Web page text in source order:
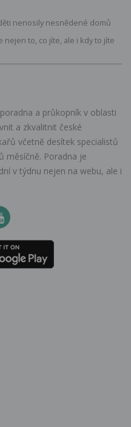
nenosily nesnědené domů
nejen to, co jíte, ale i kdy to jíte
a průkopník v oblasti
a zkvalitnit české
včetně desítek specialistů
měsíčně. Poradna je
v týdnu nejen na webu, ale i